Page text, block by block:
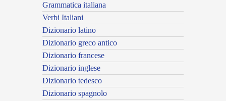
Grammatica italiana
Verbi Italiani
Dizionario latino
Dizionario greco antico
Dizionario francese
Dizionario inglese
Dizionario tedesco
Dizionario spagnolo